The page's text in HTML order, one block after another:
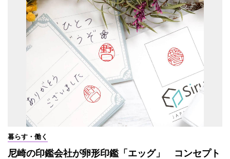
暮らす・働く
尼崎の印鑑会社が卵形印鑑「エッグ」 コンセプト